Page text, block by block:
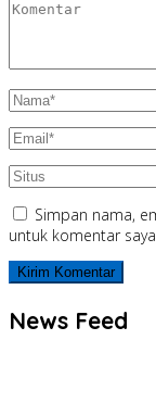
Simpan nama,
untuk komentar
News Feed